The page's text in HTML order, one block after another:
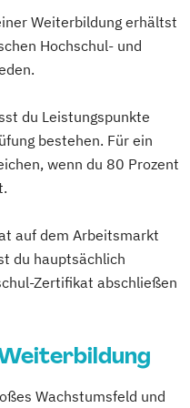
Weiterbildung erhältst
Hochschul- und
du Leistungspunkte
bestehen. Für ein
wenn du 80 Prozent
auf dem Arbeitsmarkt
du hauptsächlich
Zertifikat abschließen
Wachstumsfeld und